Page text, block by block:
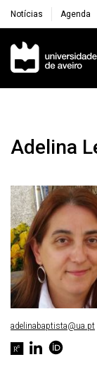
Notícias Agenda
Adelina
adelinabaptista@ua.pt